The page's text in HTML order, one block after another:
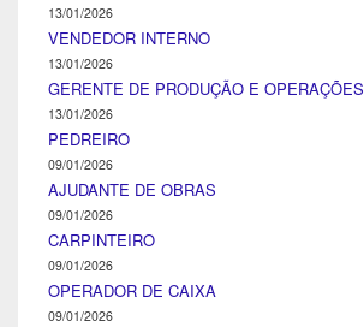
13/01/2026
VENDEDOR INTERNO
13/01/2026
GERENTE DE PRODUÇÃO E OPERAÇÕES
13/01/2026
PEDREIRO
09/01/2026
AJUDANTE DE OBRAS
09/01/2026
CARPINTEIRO
09/01/2026
OPERADOR DE CAIXA
09/01/2026